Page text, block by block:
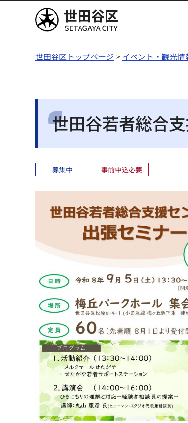
世田谷区
世田谷区トップページ > イベント・観光情
世田谷若者総合
募集中 事前申込必要